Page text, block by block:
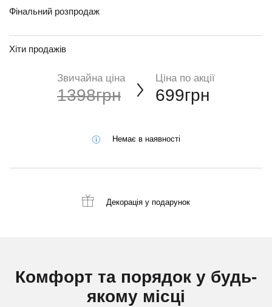
Фінальний розпродаж
Хіти продажів
Звичайна ціна
1398грн
Ціна по акції
699грн
Немає в наявності
Декорація у подарунок
Комфорт та порядок у будь-
якому місці